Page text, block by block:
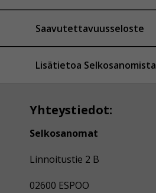
Saavutettavuusseloste
Lisätietoa Selkosanomista
Yhteystiedot:
Selkosanomat
Linnoitustie 2 B
02600 ESPOO